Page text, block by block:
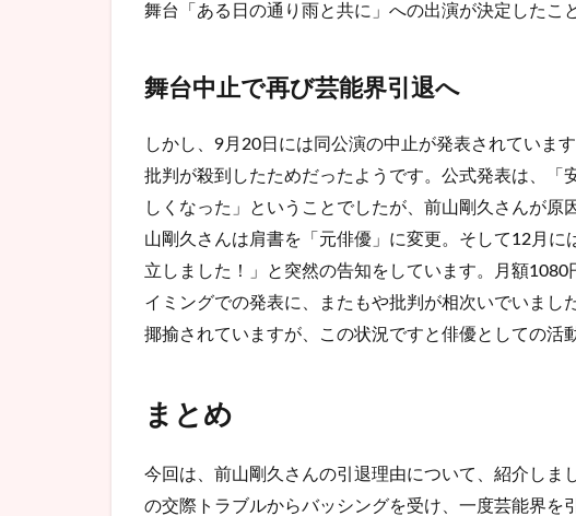
舞台「ある日の通り雨と共に」への出演が決定したこ
舞台中止で再び芸能界引退へ
しかし、9月20日には同公演の中止が発表されていま
批判が殺到したためだったようです。公式発表は、「
しくなった」ということでしたが、前山剛久さんが
山剛久さんは肩書を「元俳優」に変更。そして12月
立しました！」と突然の告知をしています。月額
イミングでの発表に、またもや批判が相次いでいまし
揶揄されていますが、この状況ですと俳優としての活
まとめ
今回は、前山剛久さんの引退理由について、紹介しま
の交際トラブルからバッシングを受け、一度芸能界を